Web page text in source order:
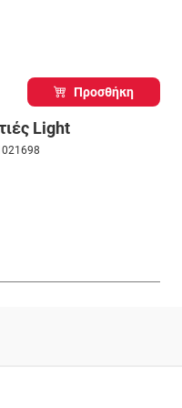
Προσθήκη
Light